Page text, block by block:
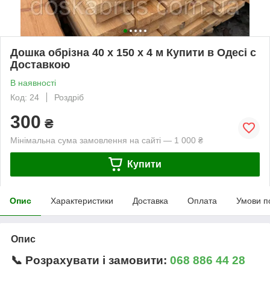
Дошка обрізна 40 х 150 х 4 м Купити в Одесі с
Доставкою
В наявності
Код: 24
Роздріб
300 ₴
Мінімальна сума замовлення на сайті — 1 000 ₴
Купити
Опис Характеристики Доставка Оплата Умови
Опис
📞 Розрахувати і замовити: 068 886 44 28